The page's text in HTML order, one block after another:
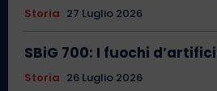
Storia 27 Luglio 2026
SBiG 700: I fuochi
Storia 26 Luglio 2026